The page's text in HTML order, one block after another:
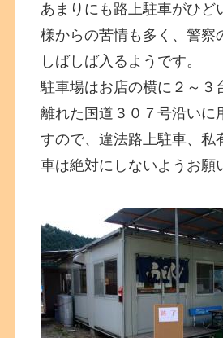
あまりにも路上駐車がひど
様からの苦情も多く、警察
しばしば入るようです。
駐車場はお店の横に２～３
離れた国道３０７号沿いに
すので、違法路上駐車、私
車は絶対にしないようお願